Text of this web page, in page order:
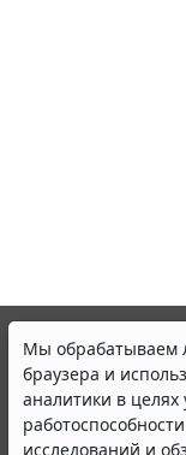
Мы обрабатываем
браузера и
аналитики в
исследований и
© ООО "НПП
участниками
Все права на
Полное или